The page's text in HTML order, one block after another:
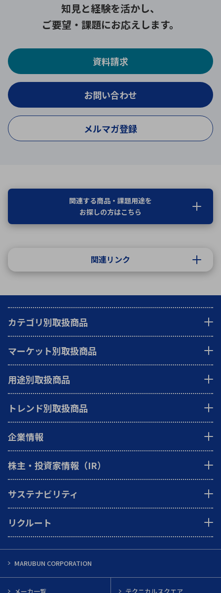
知見と経験を活かし、
ご要望・課題にお応えします。
資料請求
お問い合わせ
メルマガ登録
関連する商品・課題用途を
お探しの方はこちら
関連リンク
カテゴリ別取扱商品
マーケット別取扱商品
用途別取扱商品
トレンド別取扱商品
企業情報
株主・投資家情報（IR）
サステナビリティ
リクルート
MARUBUN CORPORATION